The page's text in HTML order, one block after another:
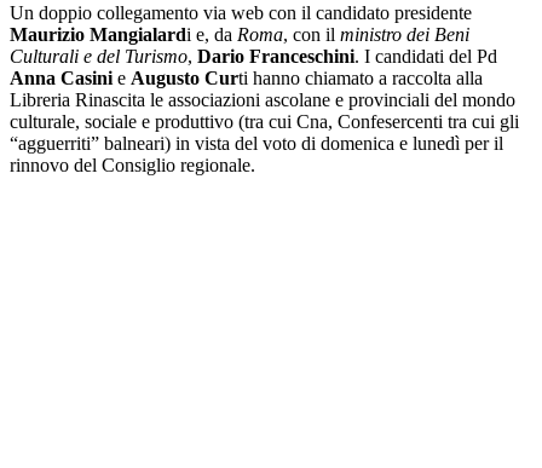
Un doppio collegamento via web con il candidato presidente
Maurizio Mangialardi e, da Roma, con il ministro dei Beni
Culturali e del Turismo, Dario Franceschini. I candidati del Pd
Anna Casini e Augusto Curti hanno chiamato a raccolta alla
Libreria Rinascita le associazioni ascolane e provinciali del mondo
culturale, sociale e produttivo (tra cui Cna, Confesercenti tra cui gli
“agguerriti” balneari) in vista del voto di domenica e lunedì per il
rinnovo del Consiglio regionale.